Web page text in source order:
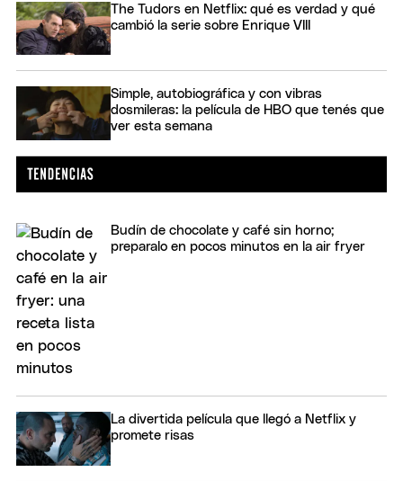
The Tudors en Netflix: qué es verdad y qué
cambió la serie sobre Enrique VIII
Simple, autobiográfica y con vibras
dosmileras: la película de HBO que tenés que
ver esta semana
Budín de chocolate y café sin horno;
preparalo en pocos minutos en la air fryer
La divertida película que llegó a Netflix y
promete risas